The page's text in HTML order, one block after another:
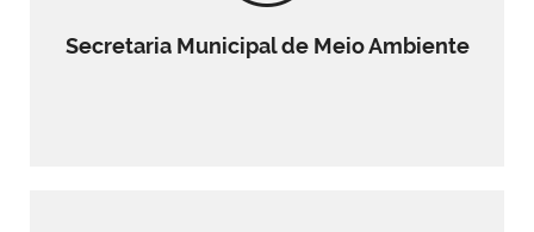
Secretaria Municipal de Meio Ambiente